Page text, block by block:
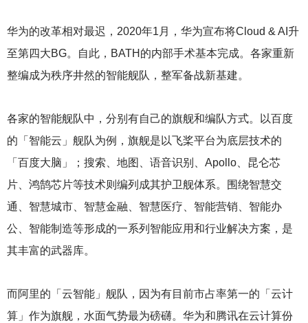
华为的改革相对最迟，2020年1月，华为宣布将Cloud & AI升
至第四大BG。自此，BATH的内部手术基本完成。各家重新
整编成为秩序井然的智能舰队，整军备战新基建。
各家的智能舰队中，分别有自己的旗舰和编队方式。以百度
的「智能云」舰队为例，旗舰是以飞桨平台为底层技术的
「百度大脑」；搜索、地图、语音识别、Apollo、昆仑芯
片、鸿鹄芯片等技术则编列成其护卫舰体系。围绕智慧交
通、智慧城市、智慧金融、智慧医疗、智能营销、智能办
公、智能制造等形成的一系列智能应用和行业解决方案，是
其丰富的武器库。
而阿里的「云智能」舰队，因为有目前市占率第一的「云计
算」作为旗舰，水面气势最为磅礴。华为和腾讯在云计算份